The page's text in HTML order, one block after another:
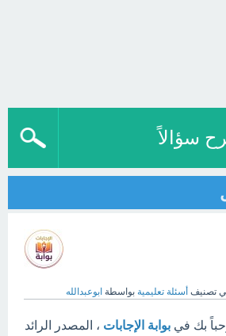
سؤالاً
تصنيف أسئلة تعليمية بواسطة ابوعبدالله
بك في بوابة الإجابات ، المصدر الرائد